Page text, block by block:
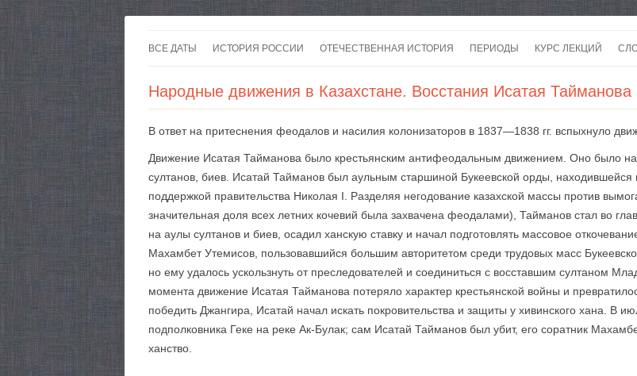
к
ВСЕ ДАТЫ ИСТОРИЯ РОССИИ ОТЕЧЕСТВЕННАЯ ИСТОРИЯ ПЕРИОДЫ КУРС ЛЕКЦИЙ
Народные движения в Казахстане. Восстания Исатая Тайманова
В ответ на притеснения феодалов и насилия колонизаторов в 1837—1838 гг. вспыхнуло
Движение Исатая Тайманова было крестьянским антифеодальным движением. Оно было
султанов, биев. Исатай Тайманов был аульным старшиной Букеевской орды, находившейся
поддержкой правительства Николая I. Разделяя негодование казахской массы против
значительная доля всех летних кочевий была захвачена феодалами), Тайманов стал во
на аулы султанов и биев, осадил ханскую ставку и начал подготовлять массовое
Махамбет Утемисов, пользовав­шийся большим авторитетом среди трудовых масс
но ему удалось ускользнуть от преследователей и соединиться с восставшим султаном
момента движение Исатая Тайманова потеряло характер крестьянской войны и
победить Джангира, Исатай начал искать покровительства и защиты у хивинского хана. В
подполковника Геке на реке Ак-Булак; сам Исатай Тайманов был убит, его соратник
ханство.